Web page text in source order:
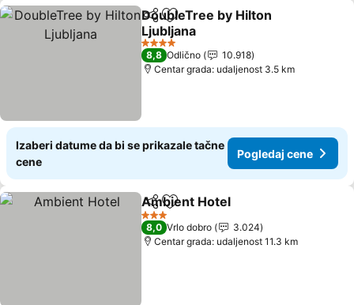
Deli Dodati u favorite
DoubleTree by Hilton
Ljubljana
Pogledaj cene
4 Zvezdice
8,8 Odlično
10.918
Centar grada: udaljenost 3.5 km
Izaberi datume da bi se prikazale tačne
cene
Pogledaj cene
Deli Dodati u favorite
Ambient Hotel
3 Zvezdice
8,0 Vrlo dobro
3.024
Centar grada: udaljenost 11.3 km